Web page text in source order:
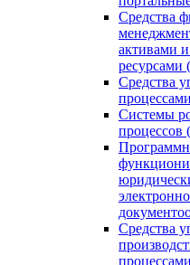
Средства
активами
ресурсами
Средства
Системы
процессов
Средства